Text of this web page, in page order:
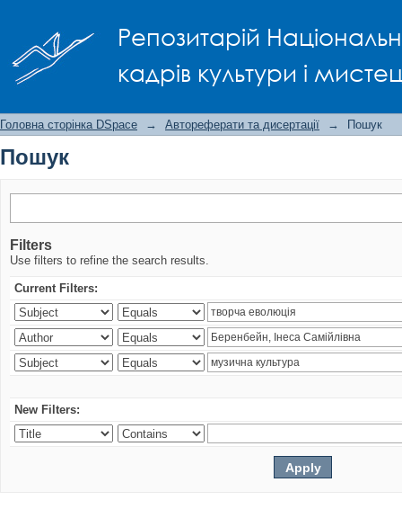
Репозитарій
кадрів культури і
Головна сторінка DSpace → Автореферати та дисертації → Пошук
Пошук
Filters
Use filters to refine the search results.
Current Filters:
New Filters: